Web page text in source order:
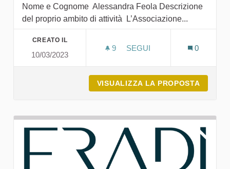
Nome e Cognome Alessandra Feola Descrizione
del proprio ambito di attività L’Associazione...
CREATO IL
10/03/2023
9 9 SOSTENITORI
SEGUI
0
VISUALIZZA LA PROPOSTA